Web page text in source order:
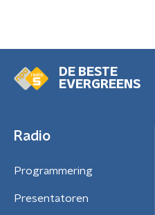
DE BESTE
EVERGREENS
Radio
Programmering
Presentatoren